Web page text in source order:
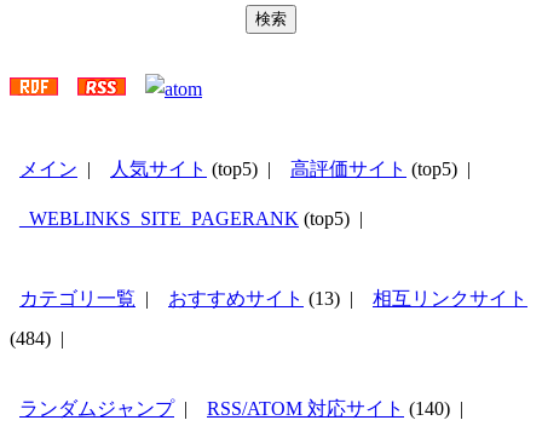
メイン | 人気サイト (top5) | 高評価サイト (top5) |
_WEBLINKS_SITE_PAGERANK (top5) |
カテゴリ一覧 | おすすめサイト (13) |
相互リンクサイト
(484) |
ランダムジャンプ| RSS/ATOM 対応サイト (140) |